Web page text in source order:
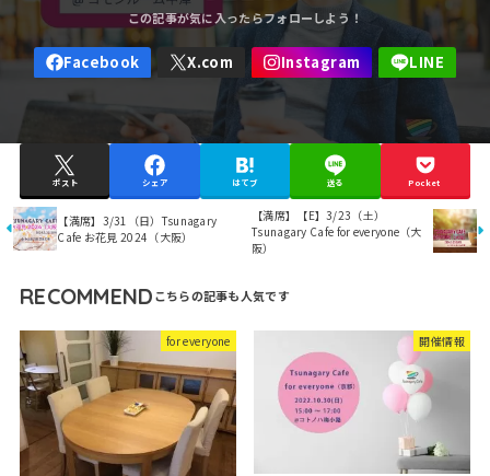
ポスト シェア はてブ 送る Pocket
【満席】3/31（日）Tsunagary
Cafe お花見 2024（大阪）
【満席】【E】3/23（土）
Tsunagary Cafe for everyone（大
阪）
RECOMMEND
for everyone 開催情報